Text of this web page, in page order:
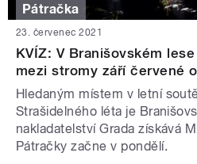
Pátračka
23. červenec 2021
KVÍZ: V Branišovském
mezi stromy září červené
Hledaným místem v letní
Strašidelného léta je
nakladatelství Grada získává
Pátračky začne v pondělí.